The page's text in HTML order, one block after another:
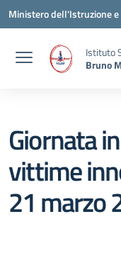
Vai ai contenuti
Vai al menu di navigazione
Vai al footer
Ministero dell'Istruzione
Istituto
Bruno
Giornata
vittime
21 marzo